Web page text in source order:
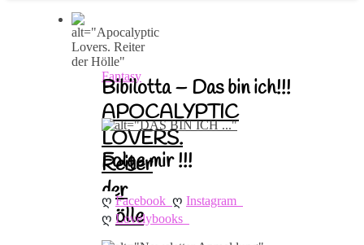
Fantasy
APOCALYPTIC
LOVERS.
Reiter
der
Hölle
Bibilotta – Das bin ich!!!
Folge mir !!!
ღ Facebook ღ Instagram
ღ Lovelybooks